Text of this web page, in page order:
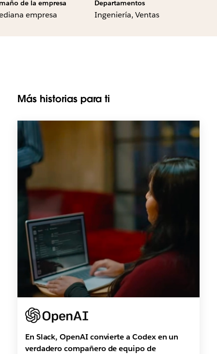
de la empresa
empresa
Departamentos
Ingeniería, Ventas
Más historias para ti
En Slack, OpenAI convierte a Codex en un
verdadero compañero de equipo de